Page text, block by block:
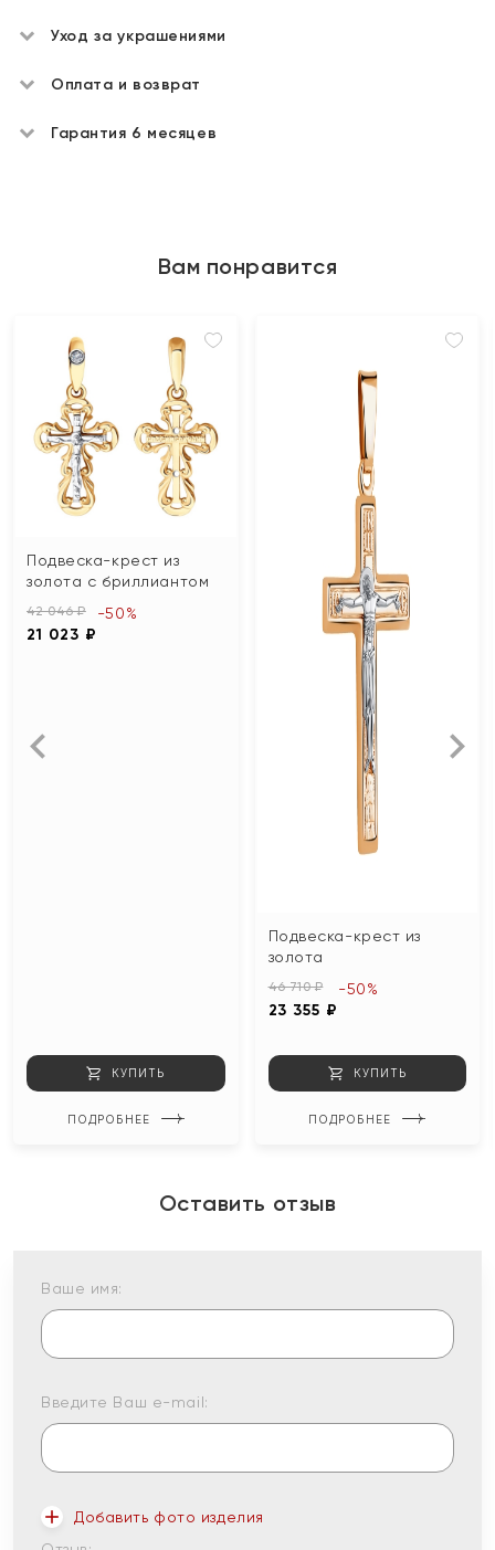
Уход за украшениями
Оплата и возврат
Гарантия 6 месяцев
Вам понравится
Подвеска-крест из
золота с бриллиантом
42 046 ₽
21 023 ₽
-50%
КУПИТЬ
ПОДРОБНЕЕ
Подвеска-крест из
золота
46 710 ₽
23 355 ₽
-50%
КУПИТЬ
ПОДРОБНЕЕ
Оставить отзыв
Ваше имя:
Введите Ваш e-mail:
Добавить фото изделия